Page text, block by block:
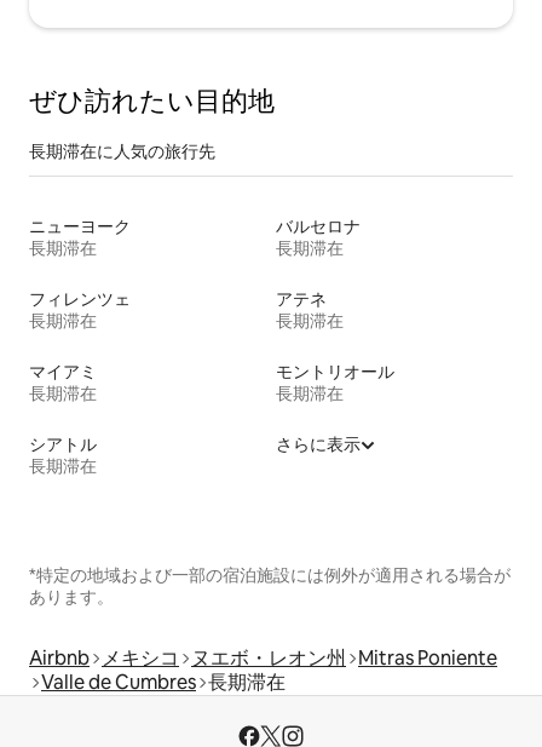
ぜひ訪⁠れ⁠た⁠い目⁠的⁠地
長期滞在に人気の旅行先
ニューヨーク
長期滞在
バルセロナ
長期滞在
フィレンツェ
長期滞在
アテネ
長期滞在
マイアミ
長期滞在
モントリオール
長期滞在
シアトル
長期滞在
さらに表示
*特定の地域および一部の宿泊施設には例外が適用される場合が
あります。
Airbnb メキシコ ヌエボ・レオン州
Mitras Poniente
Valle de Cumbres 長期滞在